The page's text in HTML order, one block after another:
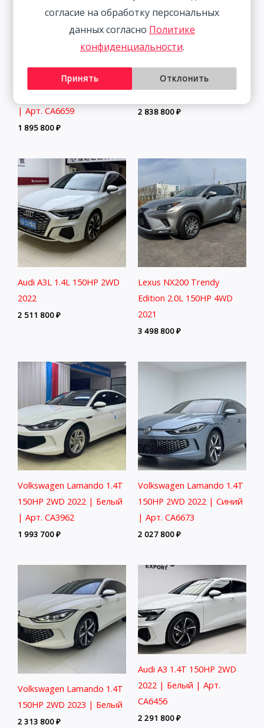
Volkswagen Lamando 1.4T
| Арт. CA6659
1 895 800₽
BMW 3 Series 2.0T 156HP
2 838 800₽
Audi A3L 1.4L 150HP 2WD
2022
2 511 800₽
Lexus NX200 Trendy
Edition 2.0L 150HP 4WD
2021
3 498 800₽
Volkswagen Lamando 1.4T
150HP 2WD 2022 | Белый
| Арт. CA3962
1 993 700₽
Volkswagen Lamando 1.4T
150HP 2WD 2022 | Синий
| Арт. CA6673
2 027 800₽
Volkswagen Lamando 1.4T
150HP 2WD 2023 | Белый
2 313 800₽
Audi A3 1.4T 150HP 2WD
2022 | Белый | Арт.
CA6456
2 291 800₽
согласие на обработку персональных
данных согласно Политике
конфиденциальности.
Принять Отклонить